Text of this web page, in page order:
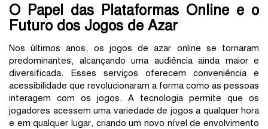
O Papel das Plataformas Online e o
Futuro dos Jogos de Azar
Nos últimos anos, os jogos de azar online se tornaram
predominantes, alcançando uma audiência ainda maior e
diversificada. Esses serviços oferecem conveniência e
acessibilidade que revolucionaram a forma como as pessoas
interagem com os jogos. A tecnologia permite que os
jogadores acessem uma variedade de jogos a qualquer hora
e em qualquer lugar, criando um novo nível de envolvimento